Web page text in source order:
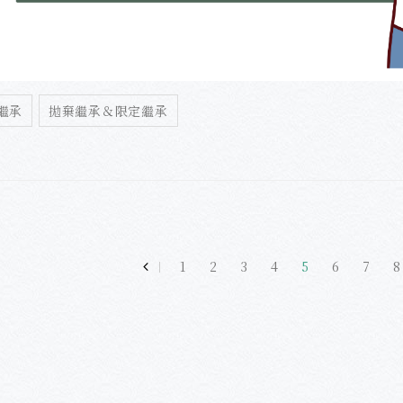
承 拋棄繼承＆限定繼承
1 2 3 4 5 6 7 8